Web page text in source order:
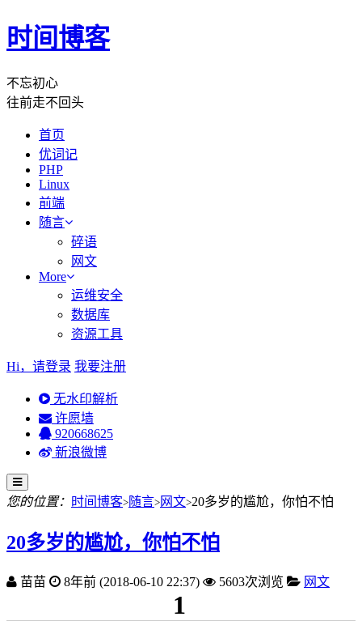
时间博客
不忘初心
往前走不回头
首页
优词记
PHP
Linux
前端
随言
碎语
网文
More
运维安全
数据库
资源工具
Hi，请登录 我要注册
无水印解析
许愿墙
920668625
新浪微博
您的位置： 时间博客>随言> 网文>20多岁的尴尬，你怕不怕
20多岁的尴尬，你怕不怕
苗苗 8年前 (2018-06-10 22:37) 5603次浏览 网文
1